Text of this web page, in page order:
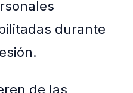
durante
de las